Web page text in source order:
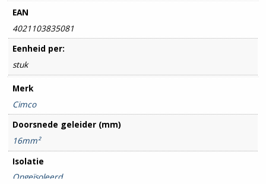
EAN
4021103835081
Eenheid per:
stuk
Merk
Cimco
Doorsnede geleider (mm)
16mm²
Isolatie
Ongeïsoleerd